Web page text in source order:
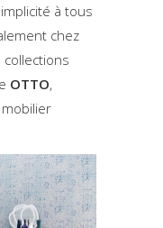
à tous
chez
OTTO,